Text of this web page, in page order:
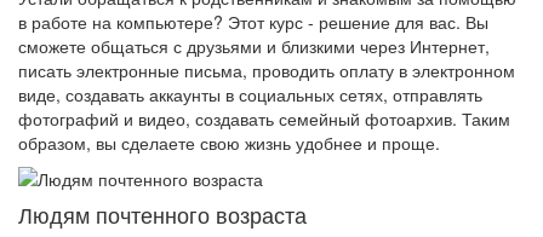
в работе на компьютере? Этот курс - решение для вас. Вы
сможете общаться с друзьями и близкими через Интернет,
писать электронные письма, проводить оплату в электронном
виде, создавать аккаунты в социальных сетях, отправлять
фотографий и видео, создавать семейный фотоархив. Таким
образом, вы сделаете свою жизнь удобнее и проще.
Людям почтенного возраста